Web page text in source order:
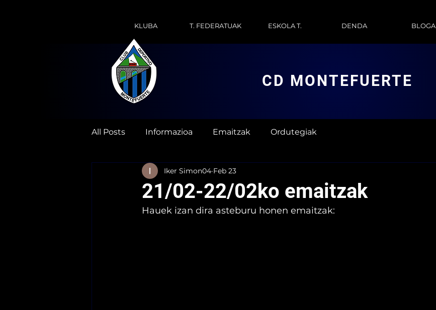
KLUBA T. FEDERATUAK ESKOLA T. DENDA BLOGA
CD MONTEFUERTE
All Posts Informazioa Emaitzak Ordutegiak
21/02-22/02ko emaitzak
Iker Simon04 Feb 23
Hauek izan dira asteburu honen emaitzak: